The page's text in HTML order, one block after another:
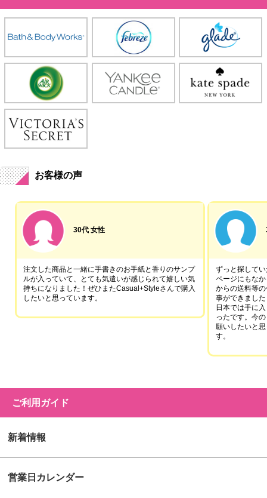
お客様の声
30代 女性
注文した商品と一緒に手書きのお手紙と香りのサンプ
ルが入っていて、とても気遣いが感じられて嬉しい気
持ちになりました！ぜひまたCasual+Styleさんで購入
したいと思っています。
ずっと探して
ページにもな
からの送料等
事ができました
日本では手に
ったです。今
願いしたいと
す。
ご利用ガイド
新着情報
営業日カレンダー